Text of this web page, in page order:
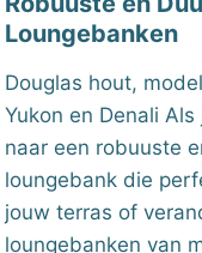
Loungebanken
Douglas hout,
Yukon en Denali
naar een robuuste
loungebank die
jouw terras of
loungebanken van